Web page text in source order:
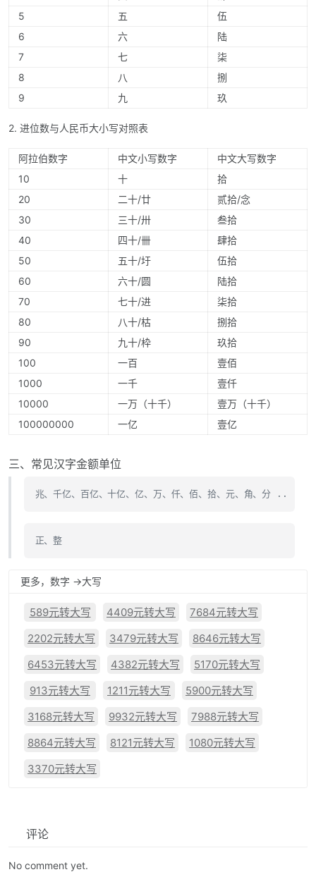
5
五
伍
6
六
陆
7
七
柒
8
八
捌
9
九 玖
2. 进位数与人民币大小写对照表
阿拉伯数字 中文小写数字
中文大写数字
10
十
拾
20
二十/廿
贰拾/念
30
三十/卅
叁拾
40
四十/卌
肆拾
50
五十/圩
伍拾
60
六十/圆
陆拾
70
七十/进
柒拾
80
八十/枯
捌拾
90
九十/枠
玖拾
100
一百
壹佰
1000
一千
壹仟
10000
一万（十千）
壹万（十千）
100000000
一亿 壹亿
三、常见汉字金额单位
兆、千亿、百亿、十亿、亿、万、仟、佰、拾、元、角、分 ..
正、整
更多，数字 ->大写
589元转大写 4409元转大写
7684元转大写
2202元转大写
3479元转大写
8646元转大写
6453元转大写
4382元转大写
5170元转大写
913元转大写
1211元转大写
5900元转大写
3168元转大写
9932元转大写
7988元转大写
8864元转大写
8121元转大写
1080元转大写
3370元转大写
评论
No comment yet.